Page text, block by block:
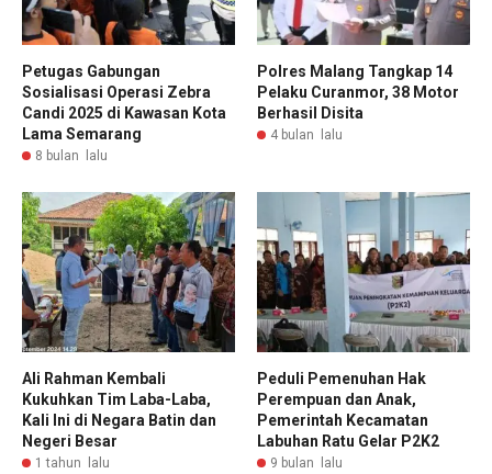
Petugas Gabungan
Sosialisasi Operasi Zebra
Candi 2025 di Kawasan Kota
Lama Semarang
8 bulan lalu
Polres Malang Tangkap 14
Pelaku Curanmor, 38 Motor
Berhasil Disita
4 bulan lalu
Ali Rahman Kembali
Kukuhkan Tim Laba-Laba,
Kali Ini di Negara Batin dan
Negeri Besar
1 tahun lalu
Peduli Pemenuhan Hak
Perempuan dan Anak,
Pemerintah Kecamatan
Labuhan Ratu Gelar P2K2
9 bulan lalu